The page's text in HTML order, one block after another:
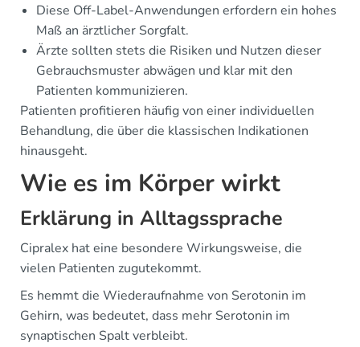
Diese Off-Label-Anwendungen erfordern ein hohes
Maß an ärztlicher Sorgfalt.
Ärzte sollten stets die Risiken und Nutzen dieser
Gebrauchsmuster abwägen und klar mit den
Patienten kommunizieren.
Patienten profitieren häufig von einer individuellen
Behandlung, die über die klassischen Indikationen
hinausgeht.
Wie es im Körper wirkt
Erklärung in Alltagssprache
Cipralex hat eine besondere Wirkungsweise, die
vielen Patienten zugutekommt.
Es hemmt die Wiederaufnahme von Serotonin im
Gehirn, was bedeutet, dass mehr Serotonin im
synaptischen Spalt verbleibt.